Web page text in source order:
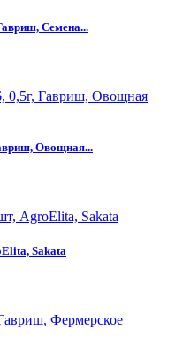
Семена...
Овощная...
Sakata